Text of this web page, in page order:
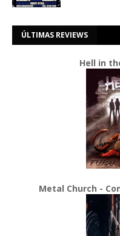
ÚLTIMAS REVIEWS
Hell in
Metal Church -